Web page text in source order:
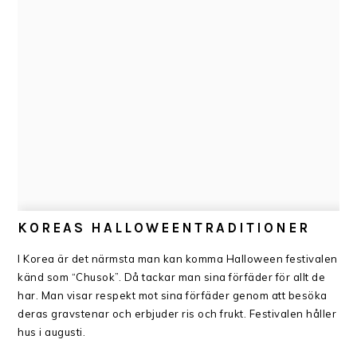
KOREAS HALLOWEENTRADITIONER
I Korea är det närmsta man kan komma Halloween festivalen
känd som “Chusok”. Då tackar man sina förfäder för allt de
har. Man visar respekt mot sina förfäder genom att besöka
deras gravstenar och erbjuder ris och frukt. Festivalen håller
hus i augusti.